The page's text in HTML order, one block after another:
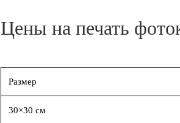
Цены на печать
Размер
30×30 см